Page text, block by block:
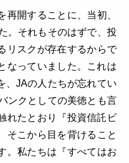
再開することに、当初、
。それもそのはずで、投
リスクが存在するからで
なっていました。これは
、JAの人たちが忘れてい
ンクとしての美徳とも言
れたとおり『投資信託ビ
そこから目を背けること
。私たちは『すべてはお